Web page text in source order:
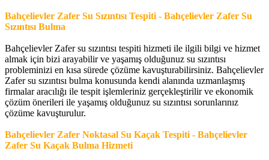
Bahçelievler Zafer Su Sızıntısı Tespiti - Bahçelievler Zafer Su
Sızıntısı Bulma
Bahçelievler Zafer su sızıntısı tespiti hizmeti ile ilgili bilgi ve hizmet
almak için bizi arayabilir ve yaşamış olduğunuz su sızıntısı
probleminizi en kısa sürede çözüme kavuşturabilirsiniz. Bahçelievler
Zafer su sızıntısı bulma konusunda kendi alanında uzmanlaşmış
firmalar aracılığı ile tespit işlemleriniz gerçekleştirilir ve ekonomik
çözüm önerileri ile yaşamış olduğunuz su sızıntısı sorunlarınız
çözüme kavuşturulur.
Bahçelievler Zafer Noktasal Su Kaçak Tespiti - Bahçelievler
Zafer Su Kaçak Bulma Hizmeti